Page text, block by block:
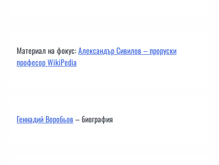
Материал на фокус:Александър Сивилов – проруски
професор WikiPedia
Геннадий Воробьов– биография